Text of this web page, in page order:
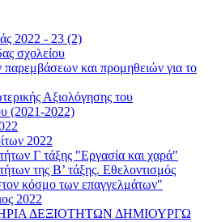
2022 - 23 (2)
σχολείου
και προμηθειών για το
Αξιολόγησης του
(2021-2022)
2022
Γ τάξης "Εργασία και χαρά"
της Β’ τάξης. Εθελοντισμός
κόσμο των επαγγελμάτων"
2022
ΔΕΞΙΟΤΗΤΩΝ ΔΗΜΙΟΥΡΓΩ